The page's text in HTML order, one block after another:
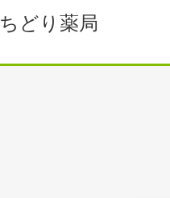
ちどり薬局